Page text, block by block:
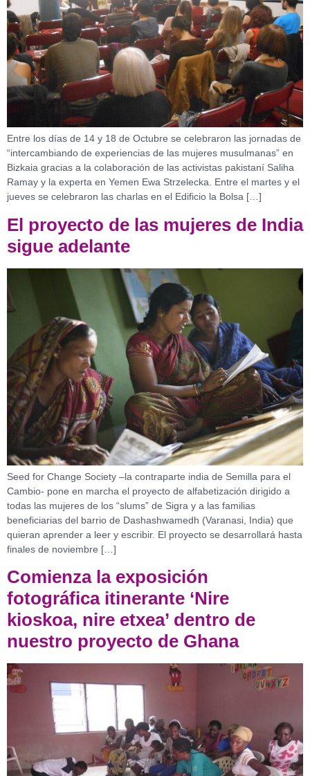
Entre los días de 14 y 18 de Octubre se celebraron las jornadas de
“intercambiando de experiencias de las mujeres musulmanas” en
Bizkaia gracias a la colaboración de las activistas pakistaní Saliha
Ramay y la experta en Yemen Ewa Strzelecka. Entre el martes y el
jueves se celebraron las charlas en el Edificio la Bolsa […]
El proyecto de las mujeres de India
sigue adelante
Seed for Change Society –la contraparte india de Semilla para el
Cambio- pone en marcha el proyecto de alfabetización dirigido a
todas las mujeres de los “slums” de Sigra y a las familias
beneficiarias del barrio de Dashashwamedh (Varanasi, India) que
quieran aprender a leer y escribir. El proyecto se desarrollará hasta
finales de noviembre […]
Comienza la exposición
fotográfica itinerante ‘Nire
kioskoa, nire etxea’ dentro de
nuestro proyecto de Ghana